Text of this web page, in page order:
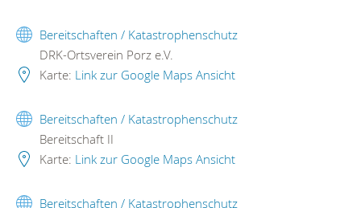
Bereitschaften / Katastrophenschutz
DRK-Ortsverein Porz e.V.
Karte: Link zur Google Maps Ansicht
Bereitschaften / Katastrophenschutz
Bereitschaft II
Karte: Link zur Google Maps Ansicht
Bereitschaften / Katastrophenschutz